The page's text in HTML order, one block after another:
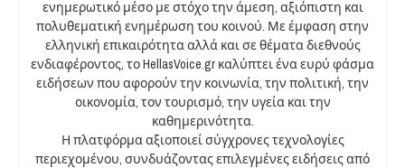
ενημερωτικό μέσο με στόχο την άμεση, αξιόπιστη και
πολυθεματική ενημέρωση του κοινού. Με έμφαση στην
ελληνική επικαιρότητα αλλά και σε θέματα διεθνούς
ενδιαφέροντος, το HellasVoice.gr καλύπτει ένα ευρύ φάσμα
ειδήσεων που αφορούν την κοινωνία, την πολιτική, την
οικονομία, τον τουρισμό, την υγεία και την
καθημερινότητα.
Η πλατφόρμα αξιοποιεί σύγχρονες τεχνολογίες
περιεχομένου, συνδυάζοντας επιλεγμένες ειδήσεις από